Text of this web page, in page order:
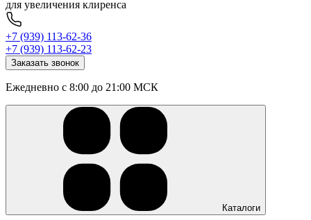
для увеличения клиренса
+7 (939) 113-62-36
+7 (939) 113-62-23
Заказать звонок
Ежедневно с 8:00 до 21:00 МСК
Каталоги